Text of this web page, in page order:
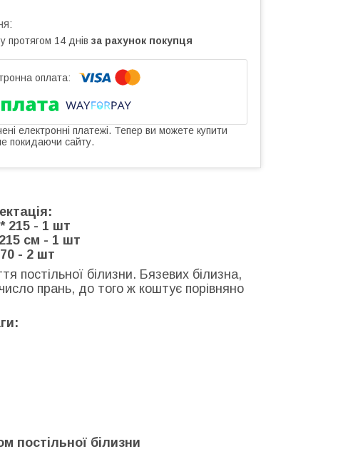
протягом 14 днів за рахунок покупця
електронні платежі. Тепер ви можете купити
покидаючи сайту.
215 - 1 шт
см - 1 шт
- 2 шт
постільної білизни. Бязевих білизна,
прань, до того ж коштує порівняно
постільної білизни